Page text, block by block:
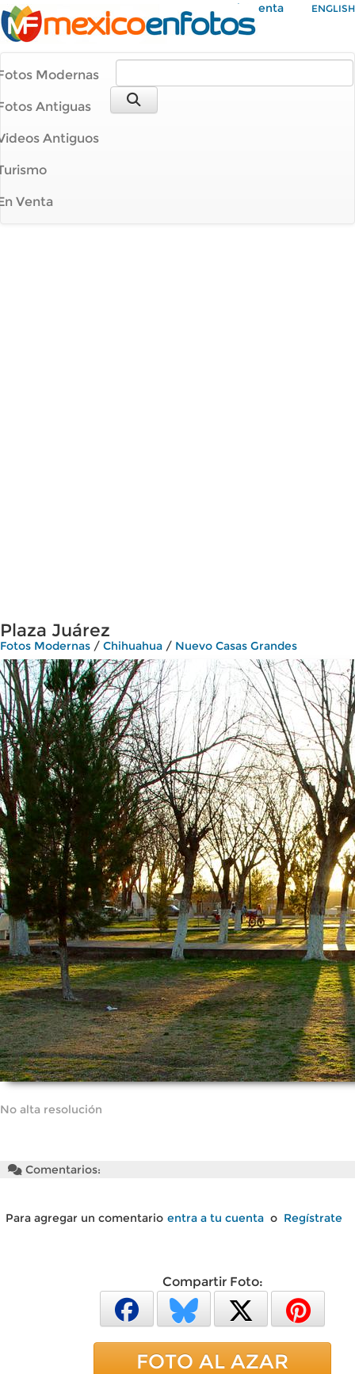
Mi Cuenta ENGLISH
Modernas
Antiguas
Antiguos
Venta
Plaza Juárez
Fotos Modernas / Chihuahua / Nuevo Casas Grandes
No alta resolución
Comentarios:
Para agregar un comentario entra a tu cuenta o Regístrate
Compartir Foto:
FOTO AL AZAR